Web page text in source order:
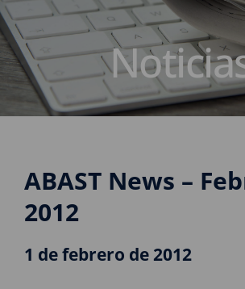
ABAST News –
2012
1 de febrero de 2012